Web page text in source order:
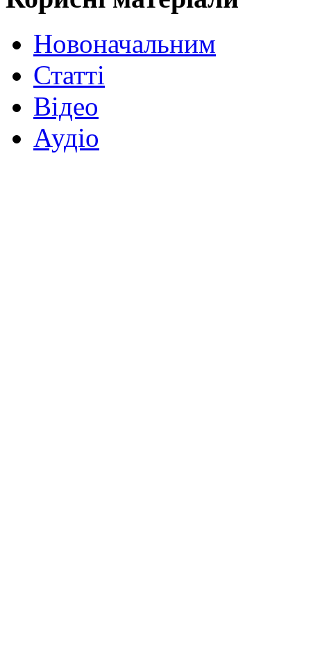
Новоначальним
Статті
Відео
Аудіо